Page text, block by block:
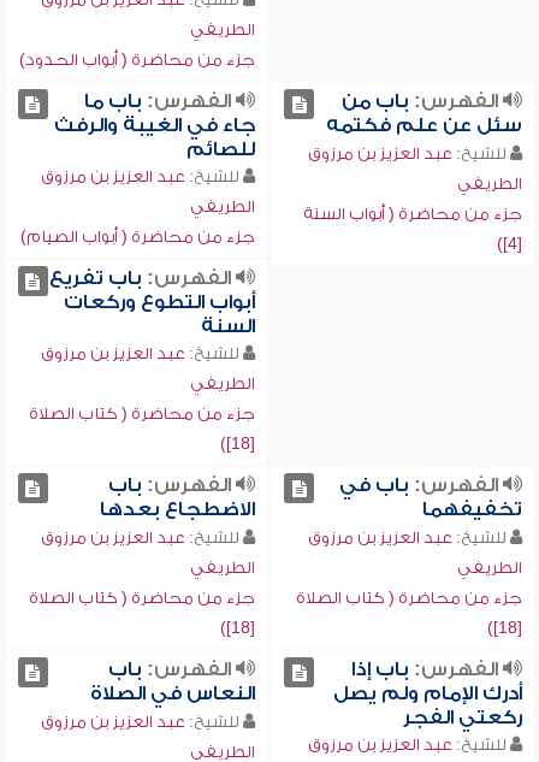
الطريفي
جزء من محاضرة ( أبواب الحدود)
الفهرس: باب من
سئل عن علم فكتمه
للشيخ: عبد العزيز بن مرزوق
الطريفي
جزء من محاضرة ( أبواب السنة
[4])
الفهرس: باب ما
جاء في الغيبة والرفث
للصائم
للشيخ: عبد العزيز بن مرزوق
الطريفي
جزء من محاضرة ( أبواب الصيام)
الفهرس: باب تفريع
أبواب التطوع وركعات
السنة
للشيخ: عبد العزيز بن مرزوق
الطريفي
جزء من محاضرة ( كتاب الصلاة
[18])
الفهرس: باب في
تخفيفهما
للشيخ: عبد العزيز بن مرزوق
الطريفي
جزء من محاضرة ( كتاب الصلاة
[18])
الفهرس: باب
الاضطجاع بعدها
للشيخ: عبد العزيز بن مرزوق
الطريفي
جزء من محاضرة ( كتاب الصلاة
[18])
الفهرس: باب إذا
أدرك الإمام ولم يصل
ركعتي الفجر
للشيخ: عبد العزيز بن مرزوق
الفهرس: باب
النعاس في الصلاة
للشيخ: عبد العزيز بن مرزوق
الطريفي